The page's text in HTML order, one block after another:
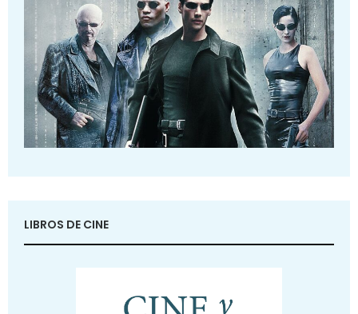
LIBROS DE CINE